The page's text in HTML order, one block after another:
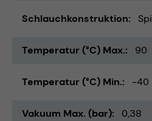
Schlauchkonstruktion
Temperatur (°C) Max. 90
Temperatur (°C) Min. -40
Vakuum Max. (bar) 0,38